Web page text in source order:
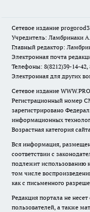
Сетевое издание
Учредитель: Ламбринаки
Главный редактор:
Электронная почта
Телефоны: 8(8212)39-14-42,
Электронная для других
Сетевое издание
Регистрационный номер
зарегистрировано
информационных
Возрастная категория
Вся информация,
соответствии с
подлежит использованию
том числе
как с письменного
Редакция портала не
пользователей, а также